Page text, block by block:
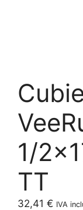
1/
TT
32,41 € IVA